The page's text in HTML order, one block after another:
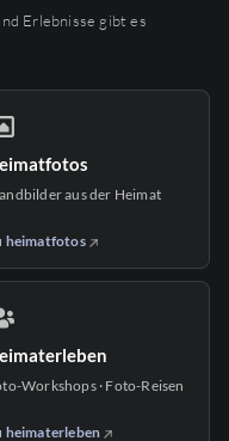
Erlebnisse gibt es
aus der Heimat
heimatfotos
Workshops · Foto-Reisen
heimaterleben